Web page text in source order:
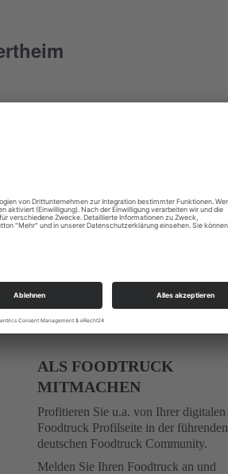
ALS FOODTRUCK
MITMACHEN
Profitieren Sie u.a. von Ihrer digitalen
Foodtruck Profilseite in der führenden
deutschen Foodtruck Community.
Melden Sie Ihren Foodtruck an und